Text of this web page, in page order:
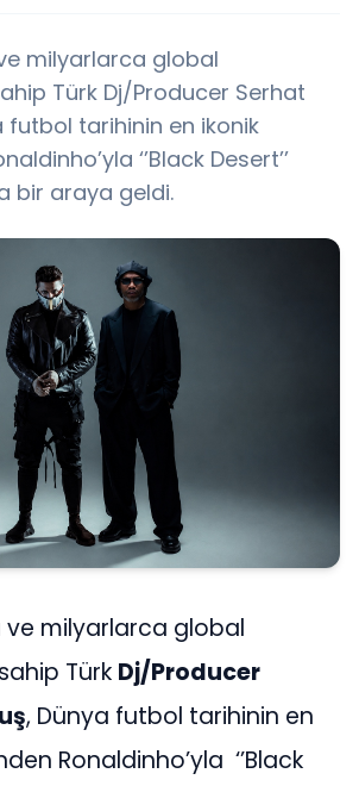
milyarlarca global
Türk Dj/Producer Serhat
futbol tarihinin en ikonik
‘’Black Desert’’
bir araya geldi.
ve milyarlarca global
Türk Dj/Producer
, Dünya futbol tarihinin en
Ronaldinho’yla ‘’Black